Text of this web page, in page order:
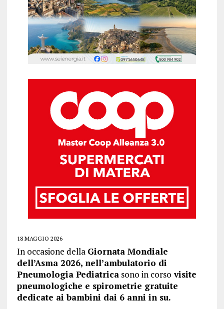
18 MAGGIO 2026
In occasione della Giornata Mondiale
dell’Asma 2026, nell’ambulatorio di
Pneumologia Pediatricasono in corso visite
pneumologiche e spirometrie gratuite
dedicate ai bambini dai 6 anni in su.